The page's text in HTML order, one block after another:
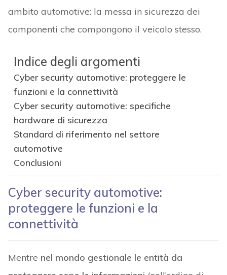
ambito automotive: la messa in sicurezza dei
componenti che compongono il veicolo stesso.
Indice degli argomenti
Cyber security automotive: proteggere le
funzioni e la connettività
Cyber security automotive: specifiche
hardware di sicurezza
Standard di riferimento nel settore
automotive
Conclusioni
Cyber security automotive:
proteggere le funzioni e la
connettività
Mentre nel mondo gestionale le entità da